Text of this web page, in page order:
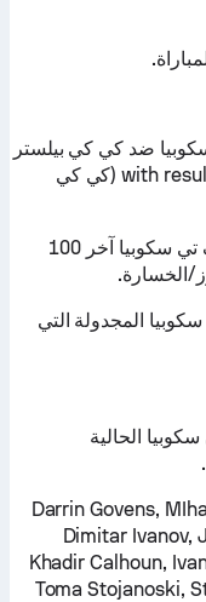
ضد كي كي بيلستر
في الدوري الأول، انتهت المباراة with result 86 - 90 (كي كي
تعرض علامة تبويب مباريات كي كي تي إف تي سكوبيا آخر 100
الخسارة.
المجدولة التي
الحالية
Darrin Govens,
Dimitar Ivanov,
Khadir Calhoun,
Toma Stojanoski,